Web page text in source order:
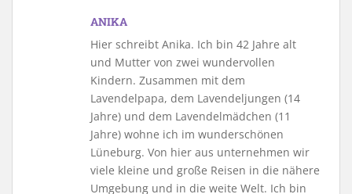
ANIKA
Hier schreibt Anika. Ich bin 42 Jahre alt
und Mutter von zwei wundervollen
Kindern. Zusammen mit dem
Lavendelpapa, dem Lavendeljungen (14
Jahre) und dem Lavendelmädchen (11
Jahre) wohne ich im wunderschönen
Lüneburg. Von hier aus unternehmen wir
viele kleine und große Reisen in die nähere
Umgebung und in die weite Welt. Ich bin